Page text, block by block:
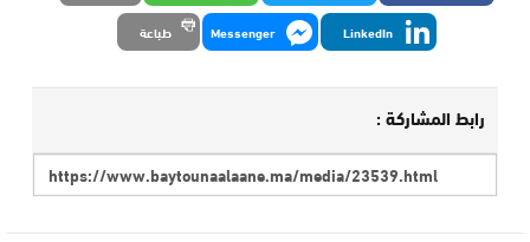
LinkedIn
Messenger طباعة
رابط المشاركة :